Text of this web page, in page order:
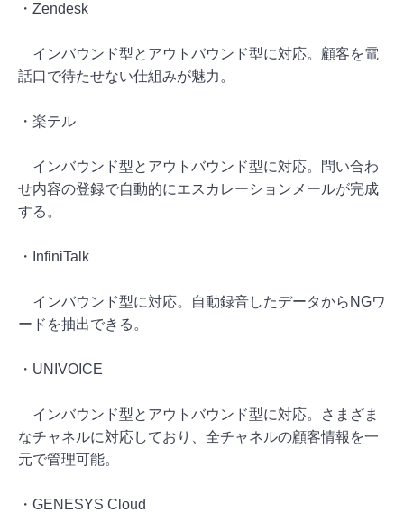
・Zendesk
インバウンド型とアウトバウンド型に対応。顧客を電
話口で待たせない仕組みが魅力。
・楽テル
インバウンド型とアウトバウンド型に対応。問い合わ
せ内容の登録で自動的にエスカレーションメールが完成
する。
・InfiniTalk
インバウンド型に対応。自動録音したデータからNGワ
ードを抽出できる。
・UNIVOICE
インバウンド型とアウトバウンド型に対応。さまざま
なチャネルに対応しており、全チャネルの顧客情報を一
元で管理可能。
・GENESYS Cloud